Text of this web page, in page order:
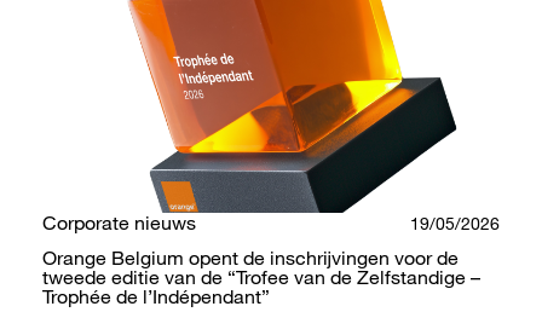
Corporate nieuws 19/05/2026
Orange Belgium opent de inschrijvingen voor de
tweede editie van de “Trofee van de Zelfstandige –
Trophée de l’Indépendant”